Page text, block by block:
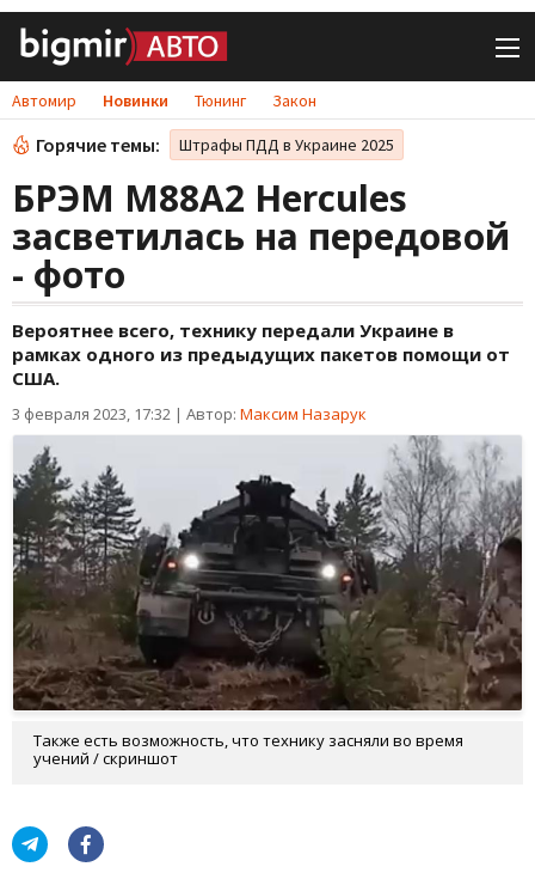
Автомир Новинки Тюнинг Закон
Горячие темы: Штрафы ПДД в Украине 2025
БРЭМ M88A2 Hercules
засветилась на передовой
- фото
Вероятнее всего, технику передали Украине в
рамках одного из предыдущих пакетов помощи от
США.
3 февраля 2023, 17:32 | Автор: Максим Назарук
Также есть возможность, что технику засняли во время
учений / скриншот